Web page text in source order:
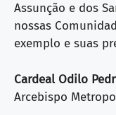
Assunção e dos
nossas
exemplo e suas
Cardeal Odilo
Arcebispo